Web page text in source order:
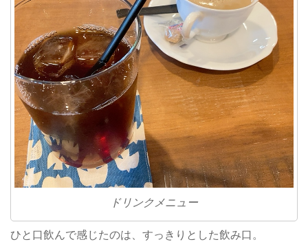
ドリンクメニュー
ひと口飲んで感じたのは、すっきりとした飲み口。